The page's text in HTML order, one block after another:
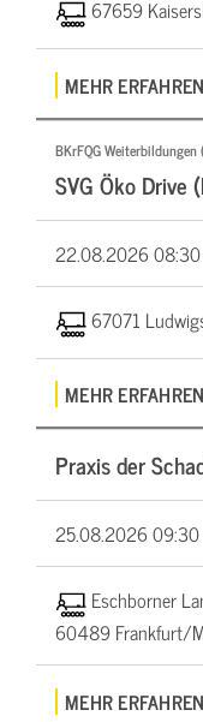
67659
MEHR ERFAHREN
BKrFQG Weiterbildungen
SVG Öko Drive
22.08.2026
67071
MEHR ERFAHREN
Praxis der
25.08.2026
Eschborner
60489 Frankfurt/
MEHR ERFAHREN